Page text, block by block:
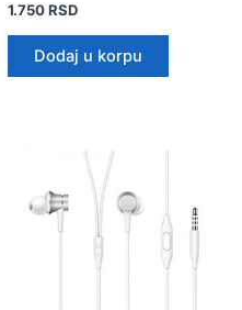
1.750RSD
Dodaj u korpu